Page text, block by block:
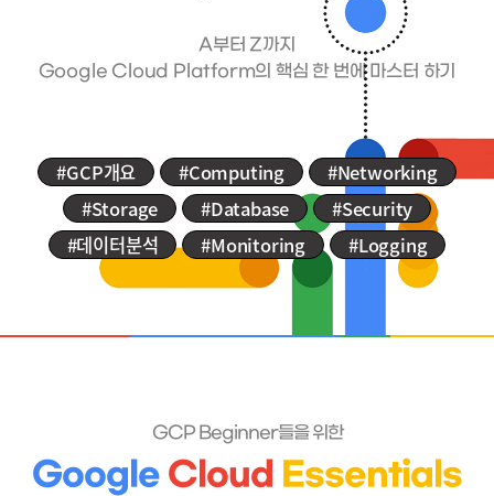
A부터 Z까지
Google Cloud Platform의 핵심 한 번에 마스터 하기
#GCP개요 #Computing
#Networking
#Storage
#Database
#Security
#데이터분석
#Monitoring #Logging
GCP Beginner들을 위한
Google Cloud Essentials